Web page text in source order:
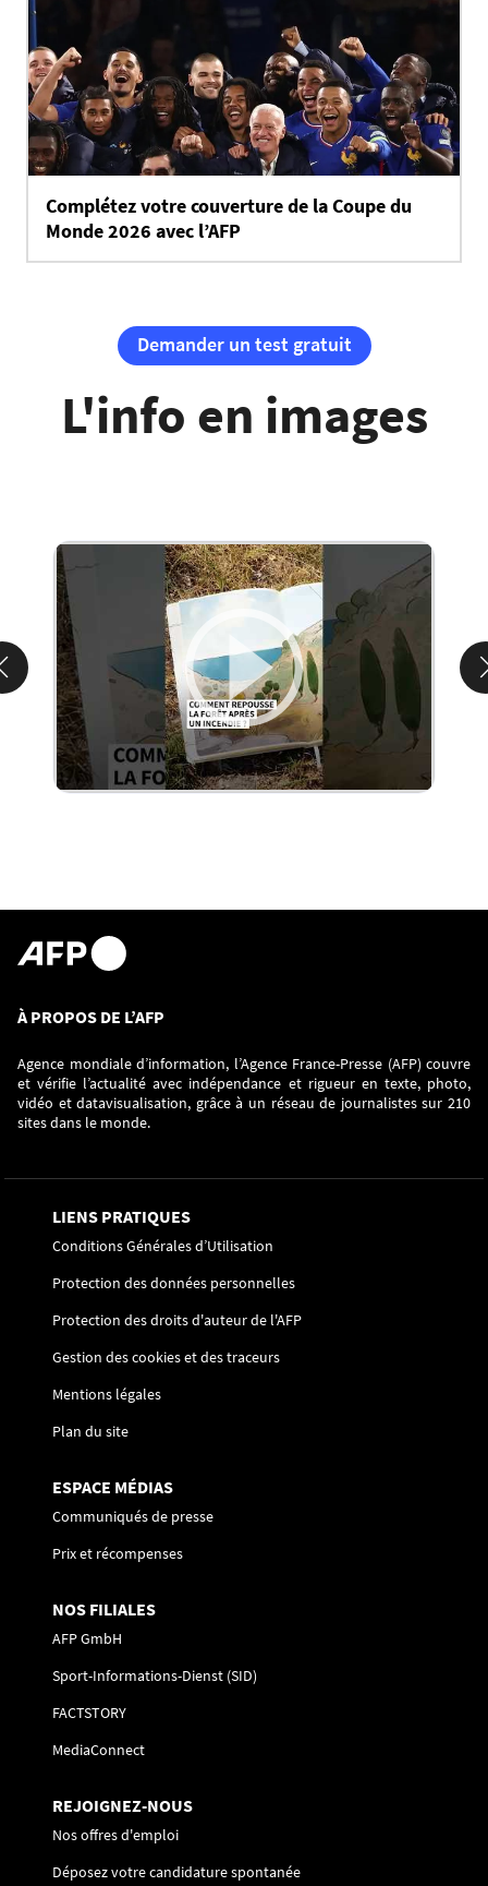
Complétez votre couverture de la Coupe du
Monde 2026 avec l’AFP
Demander un test gratuit
L'info en images
À PROPOS DE L’AFP
Agence mondiale d’information, l’Agence France-Presse (AFP) couvre
et vérifie l’actualité avec indépendance et rigueur en texte, photo,
vidéo et datavisualisation, grâce à un réseau de journalistes sur 210
sites dans le monde.
LIENS PRATIQUES
Conditions Générales d’Utilisation
Protection des données personnelles
Protection des droits d'auteur de l'AFP
Gestion des cookies et des traceurs
Mentions légales
Plan du site
ESPACE MÉDIAS
Communiqués de presse
Prix et récompenses
NOS FILIALES
AFP GmbH
Sport-Informations-Dienst (SID)
FACTSTORY
MediaConnect
REJOIGNEZ-NOUS
Nos offres d'emploi
Déposez votre candidature spontanée